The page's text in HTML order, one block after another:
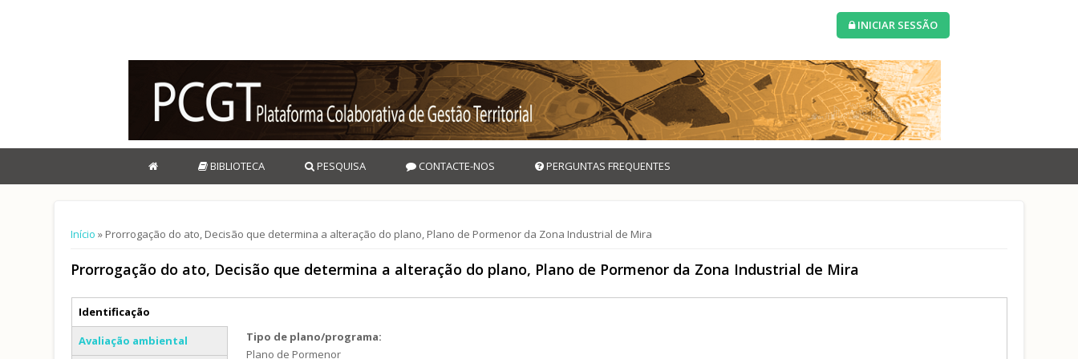
INICIAR SESSÃO
BIBLIOTECA PESQUISA CONTACTE-NOS PERGUNTAS FREQUENTES
Está aqui
Início » Prorrogação do ato, Decisão que determina a alteração do plano, Plano de Pormenor da Zona Industrial de Mira
Prorrogação do ato, Decisão que determina a alteração do plano, Plano de Pormenor da Zona Industrial de Mira
Separadores verticais
Identificação
(separador ativo)
Avaliação ambiental
Tipo de plano/programa:
Plano de Pormenor